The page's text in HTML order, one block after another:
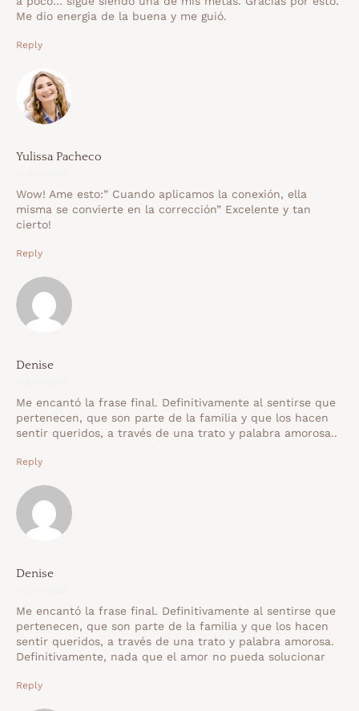
Me dio energia de la buena y me guió.
Reply
Yulissa Pacheco
Wow! Ame esto:” Cuando aplicamos la conexión, ella
misma se convierte en la corrección” Excelente y tan
cierto!
Reply
Denise
Me encantó la frase final. Definitivamente al sentirse que
pertenecen, que son parte de la familia y que los hacen
sentir queridos, a través de una trato y palabra amorosa..
Reply
Denise
Me encantó la frase final. Definitivamente al sentirse que
pertenecen, que son parte de la familia y que los hacen
sentir queridos, a través de una trato y palabra amorosa.
Definitivamente, nada que el amor no pueda solucionar
Reply